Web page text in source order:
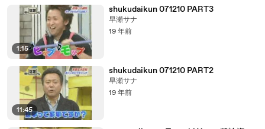
1:15
shukudaikun 071210 PART3
早瀬サナ
19 年前
11:45
shukudaikun 071210 PART2
早瀬サナ
19 年前